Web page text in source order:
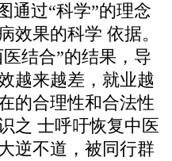
通过“科学”的理念
效果的科学 依据。
结合”的结果，导
越来越差，就业越
的合理性和合法性
之 士呼吁恢复中医
逆不道，被同行群